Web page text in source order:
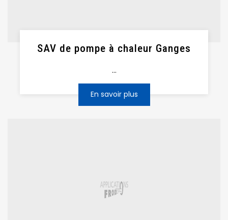
SAV de pompe à chaleur Ganges
...
En savoir plus